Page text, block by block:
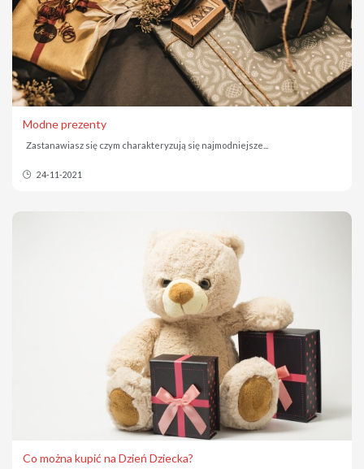
Modne prezenty
Zastanawiasz się czym charakteryzują się najmodniejsze...
24-11-2021
Co można kupić na Dzień Dziecka?